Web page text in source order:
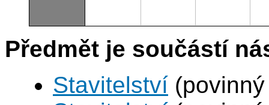
Předmět je součástí
Stavitelství